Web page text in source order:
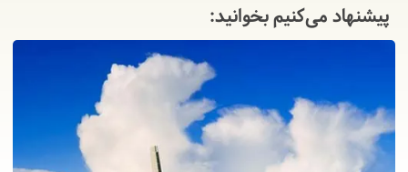
پیشنهاد می‌کنیم بخوانید: